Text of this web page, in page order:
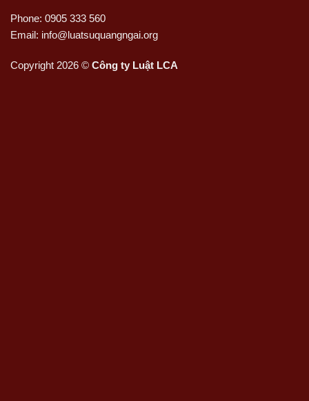
Phone: 0905 333 560
Email: info@luatsuquangngai.org
Copyright 2026 © Công ty Luật LCA